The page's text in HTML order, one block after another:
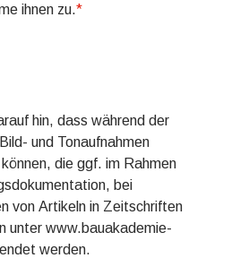
ihnen zu.*
hin, dass während der
und Tonaufnahmen
die ggf. im Rahmen
bei
von Artikeln in Zeitschriften
unter www.bauakademie-
werden.